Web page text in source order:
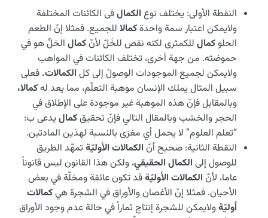
النقطة الأولی: یختلف نوع الکمالفی الکائنات المختلفة
ولايمكن اعتبار سمة واحدةكمالا للجميع. فمثلا إنّ الطعم
الحلوکمال للكمثرى لکنه نقص للخَلّ لأنّکمال الخلِّ هو في
حموضته. من جهة أخری، تختلف الکائنات في المواهب
ولایمکن لجمیع الموجودات الوصولُ إلی کل الکمالات. فعلی
سبیل المثال يملك الإنسان موهبة التعلّم، مما يعد لهكمالا،
وبالمقابل فإنّ هذه الموهبة غير موجودة على الإطلاق في
الحجر والخشب وبالمقال التالي فإنّ تحقيقكماليدعى ب:
“تعلم العلوم” لا يحمل أي مغزى بالنسبة لهذين المادتين.
النقطة الثانیة: صحیح أنّ الکمالات الأولیّة تمهّد الطریق
للوصول إلی الکمال الحقیقي، ولکن هذا القانون ليس قانوناً
عاما، لأنّ الکمالات الأولیّةقد تکون عائقة ومخلّة في بعض
الأحیان. فمثلا إنّ الأغصان والأوراق في الشجرة هيکمالات
أولیّةولایمکن للشجرة إنتاج ثماراً في حالة عدم وجود الأوراق